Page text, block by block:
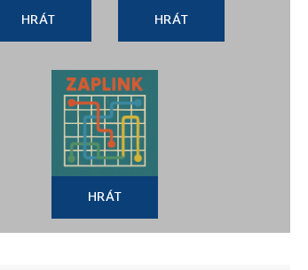
HRÁT HRÁT
HRÁT